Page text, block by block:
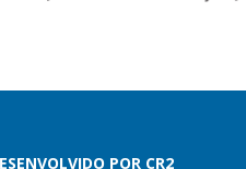
POR CR2